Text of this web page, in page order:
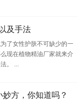
及手法
了女性护肤不可缺少的一
现在植物精油厂家就来介
。 ...
方，你知道吗？